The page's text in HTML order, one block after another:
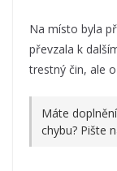
Na místo byla
převzala k
trestný čin, ale
Máte
chybu? Pište